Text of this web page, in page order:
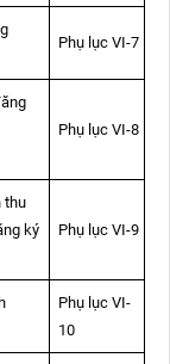
Phụ lục VI-7
Phụ lục VI-8
thu
ký
Phụ lục VI-9
Phụ lục VI-
10